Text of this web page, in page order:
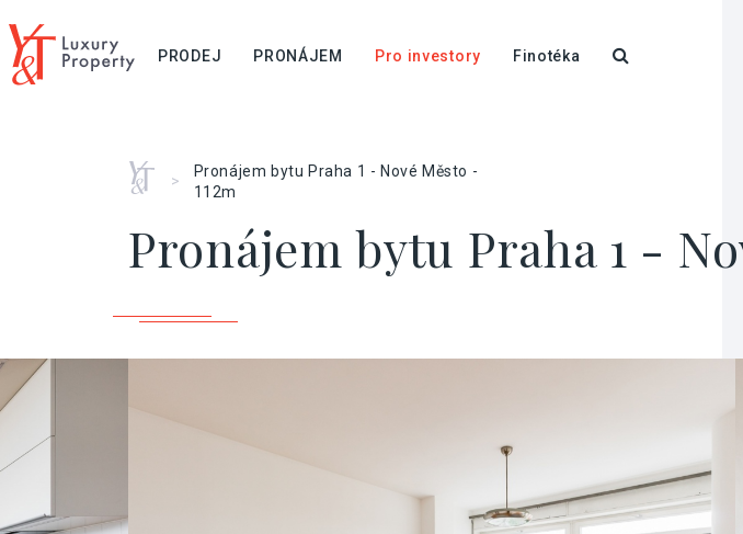
PRODEJ PRONÁJEM Pro investory Finotéka
Home
>
Pronájem bytu Praha 1 - Nové Město -
112m
Pronájem bytu Praha 1 -